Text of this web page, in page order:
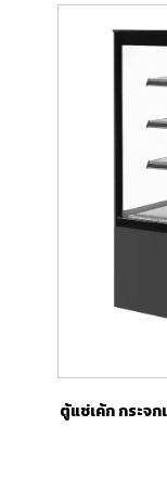
ตู้แช่เค้ก กระจ